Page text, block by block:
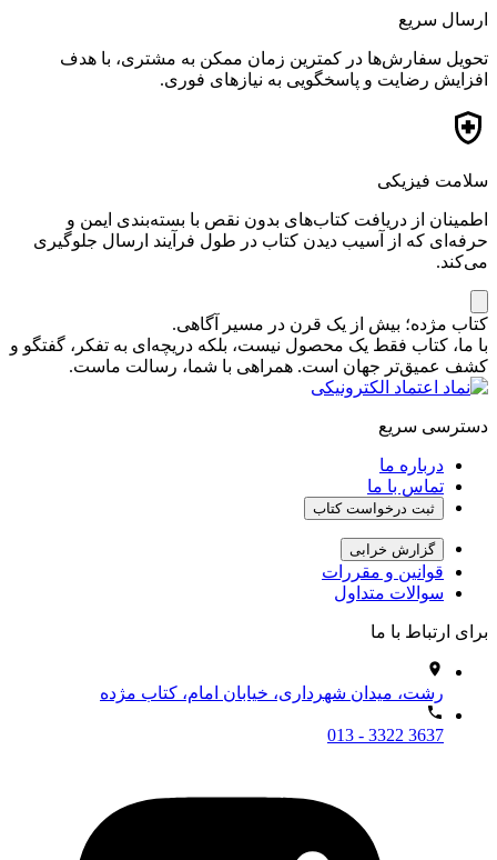
ارسال سریع
تحویل سفارش‌ها در کمترین زمان ممکن به مشتری، با هدف
افزایش رضایت و پاسخگویی به نیازهای فوری.
سلامت فیزیکی
اطمینان از دریافت کتاب‌های بدون نقص با بسته‌بندی ایمن و
حرفه‌ای که از آسیب دیدن کتاب در طول فرآیند ارسال جلوگیری
می‌کند.
کتاب مژده؛ بیش از یک قرن در مسیر آگاهی.
با ما، کتاب فقط یک محصول نیست، بلکه دریچه‌ای به تفکر، گفتگو و
کشف عمیق‌تر جهان است. همراهی با شما، رسالت ماست.
دسترسی سریع
درباره ما
تماس با ما
ثبت درخواست کتاب
گزارش خرابی
قوانین و مقررات
سوالات متداول
برای ارتباط با ما
رشت، میدان شهرداری، خیابان امام، کتاب مژده
013 - 3322 3637